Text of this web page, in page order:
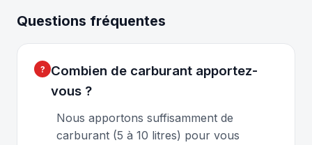
Questions fréquentes
Combien de carburant apportez-
vous ?
Nous apportons suffisamment de
carburant (5 à 10 litres) pour vous